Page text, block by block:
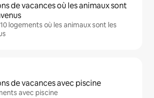
de vacances où les animaux sont
logements où les animaux sont les
de vacances avec piscine
avec piscine